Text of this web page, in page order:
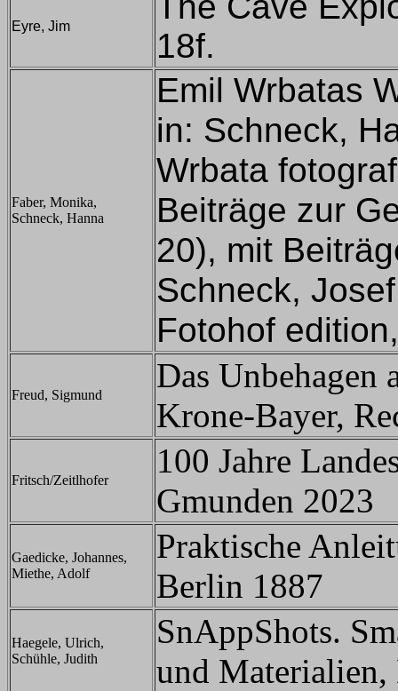
Eyre, Jim
18f.
Faber, Monika,
Schneck, Hanna
Emil Wrbatas
in: Schneck,
Wrbata
Beiträge zur
20), mit
Schneck,
Fotohof
Freud, Sigmund
Das
Krone-Bayer,
Fritsch/Zeitlhofer
100 Jahre
Gmunden 2023
Gaedicke, Johannes,
Miethe, Adolf
Praktische
Berlin 1887
Haegele, Ulrich,
Schühle, Judith
SnAppShots.
und Materialien,